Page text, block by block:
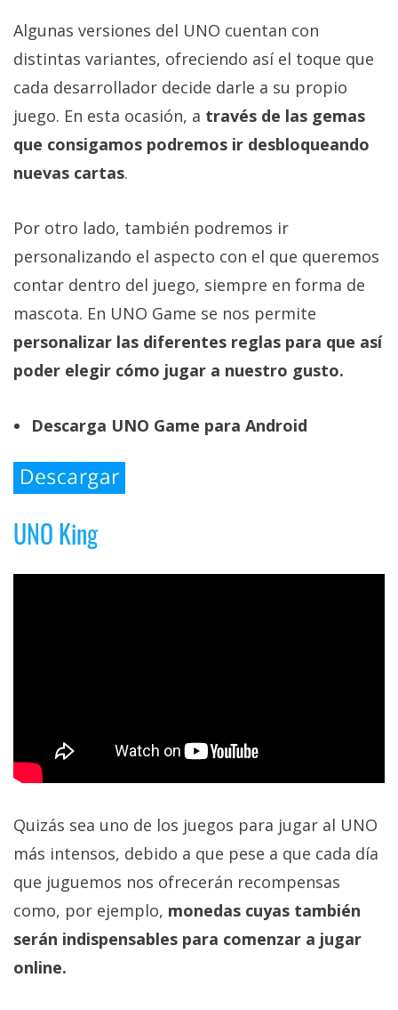
Algunas versiones del UNO cuentan con
distintas variantes, ofreciendo así el toque que
cada desarrollador decide darle a su propio
juego. En esta ocasión, a través de las gemas
que consigamos podremos ir desbloqueando
nuevas cartas.
Por otro lado, también podremos ir
personalizando el aspecto con el que queremos
contar dentro del juego, siempre en forma de
mascota. En UNO Game se nos permite
personalizar las diferentes reglas para que así
poder elegir cómo jugar a nuestro gusto.
Descarga UNO Game para Android
UNO King
Quizás sea uno de los juegos para jugar al UNO
más intensos, debido a que pese a que cada día
que juguemos nos ofrecerán recompensas
como, por ejemplo, monedas cuyas también
serán indispensables para comenzar a jugar
online.